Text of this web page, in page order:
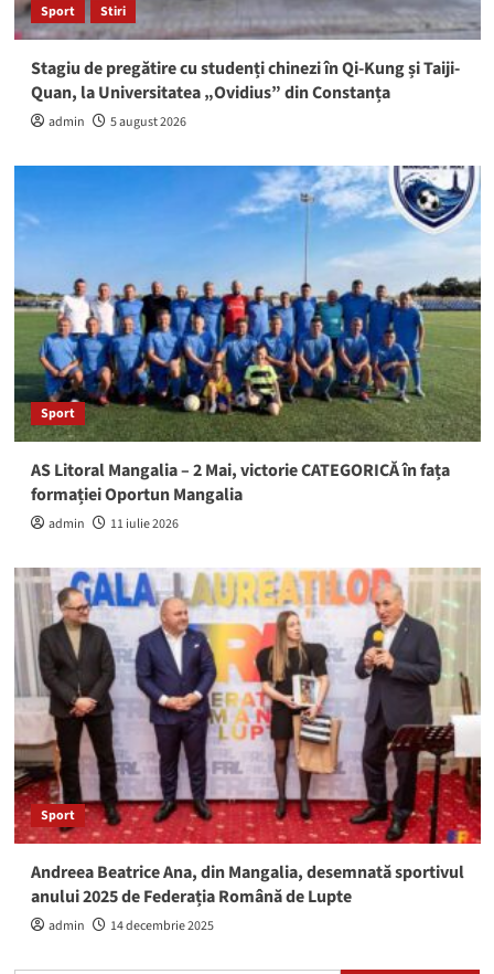
Sport Stiri
Stagiu de pregătire cu studenți chinezi în Qi-Kung și Taiji-
Quan, la Universitatea „Ovidius” din Constanța
admin 5 august 2026
Sport
AS Litoral Mangalia – 2 Mai, victorie CATEGORICĂ în fața
formației Oportun Mangalia
admin 11 iulie 2026
Sport
Andreea Beatrice Ana, din Mangalia, desemnată sportivul
anului 2025 de Federația Română de Lupte
admin 14 decembrie 2025